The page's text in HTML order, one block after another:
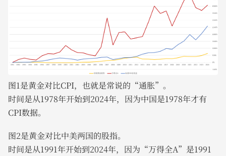
图1是黄金对比CPI，也就是常说的“通胀”。
时间是从1978年开始到2024年，因为中国是1978年才有
CPI数据。
图2是黄金对比中美两国的股指。
时间是从1991年开始到2024年，因为“万得全A”是1991